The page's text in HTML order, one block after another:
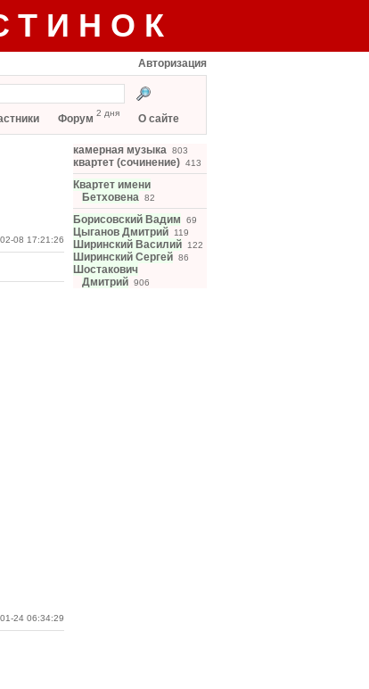
Авторизация
Форум 2 дня О сайте
08 17:21:26
24 06:34:29
камерная музыка 803
квартет (сочинение) 413
Квартет имени
Бетховена 82
Борисовский Вадим 69
Цыганов Дмитрий 119
Ширинский Василий 122
Ширинский Сергей 86
Шостакович
Дмитрий 906